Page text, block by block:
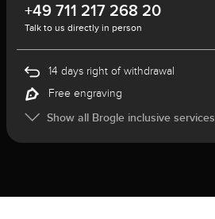
+49 711 217 268 20
Talk to us directly in person
14 days right of withdrawal
Free engraving
Show all Brogle inclusive services